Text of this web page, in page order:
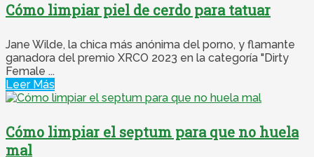
Cómo limpiar piel de cerdo para tatuar
Jane Wilde, la chica más anónima del porno, y flamante
ganadora del premio XRCO 2023 en la categoría "Dirty
Female ...
Leer Más
Cómo limpiar el septum para que no huela
mal